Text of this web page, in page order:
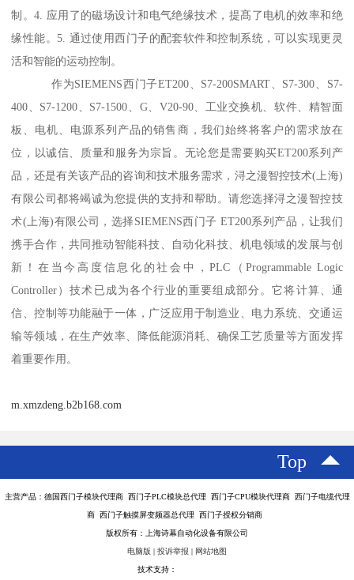
制。4. 应用了的磁场设计和电气绝缘技术，提髙了电机的效率和绝
缘性能。5. 通过使用西门子的配套软件和控制系统，可以实现更灵
活和智能的运动控制。
作为SIEMENS西门子ET200、S7-200SMART、S7-300、S7-
400、S7-1200、S7-1500、G、V20-90、工业交换机、软件、精智面
板、电机、电源系列产品的销售商，我们始终将客户的需求放在
位，以诚信、质量和服务为宗旨。无论您是需要购买ET200系列产
品，还是有关该产品的咨询和技术服务需求，浔之漫智控技术(上海)
有限公司都将竭诚为您提供的支持和帮助。请您选择浔之漫智控技
术(上海)有限公司，选择SIEMENS西门子 ET200系列产品，让我们
携手合作，共同推动智能科技、自动化科技、机电领域的发展与创
新！在当今高度信息化的社会中，PLC（Programmable Logic
Controller）技术已成为各个行业的重要组成部分。它将计算、通
信、控制等功能融于一体，广泛应用于制造业、电力系统、交通运
输等领域，在生产效率、降低能源消耗、确保工艺质量等方面发挥
着重要作用。
m.xmzdeng.b2b168.com
Top
主营产品：德国西门子模块代理商 西门子PLC模块总代理 西门子CPU模块代理商 西门子电缆代理
商 西门子触摸屏变频器总代理 西门子授权分销商
版权所有：上海诗幕自动化设备有限公司
电脑版 | 投诉举报 | 网站地图
技术支持：